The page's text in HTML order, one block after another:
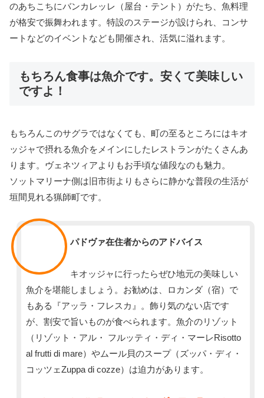
のあちこちにバンカレッレ（屋台・テント）がたち、魚料理
が格安で振舞われます。特設のステージが設けられ、コンサ
ートなどのイベントなども開催され、活気に溢れます。
もちろん食事は魚介です。安くて美味しい
ですよ！
もちろんこのサグラではなくても、町の至るところにはキオ
ッジャで摂れる魚介をメインにしたレストランがたくさんあ
ります。ヴェネツィアよりもお手頃な値段なのも魅力。
ソットマリーナ側は旧市街よりもさらに静かな普段の生活が
垣間見れる猟師町です。
パドヴァ在住者からのアドバイス
キオッジャに行ったらぜひ地元の美味しい
魚介を堪能しましょう。お勧めは、ロカンダ（宿）で
もある『アッラ・フレスカ』。飾り気のない店です
が、割安で旨いものが食べられます。魚介のリゾット
（リゾット・アル・ フルッティ・ディ・マーレRisotto
al frutti di mare）やムール貝のスープ（ズッパ・ディ・
コッツェZuppa di cozze）は迫力があります。